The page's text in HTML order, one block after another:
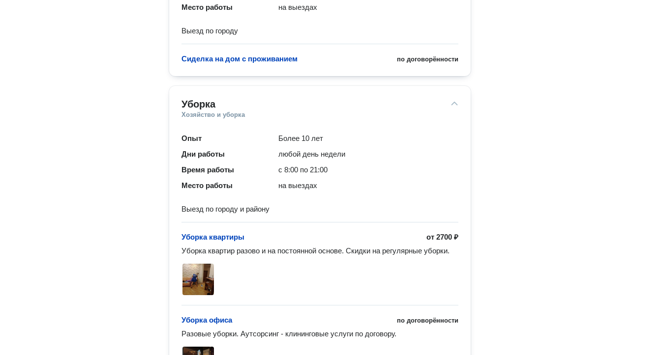
Место работы
на выездах
Выезд по городу
по договорённости
Сиделка на дом с проживанием
Уборка
Хозяйство и уборка
Опыт
Более 10 лет
Дни работы
любой день недели
Время работы
с 8:00 по 21:00
Место работы
на выездах
Выезд по городу и району
от2700 ₽
Уборка квартиры
Уборка квартир разово и на постоянной основе. Скидки на регулярные уборки.
по договорённости
Уборка офиса
Разовые уборки. Аутсорсинг - клининговые услуги по договору.